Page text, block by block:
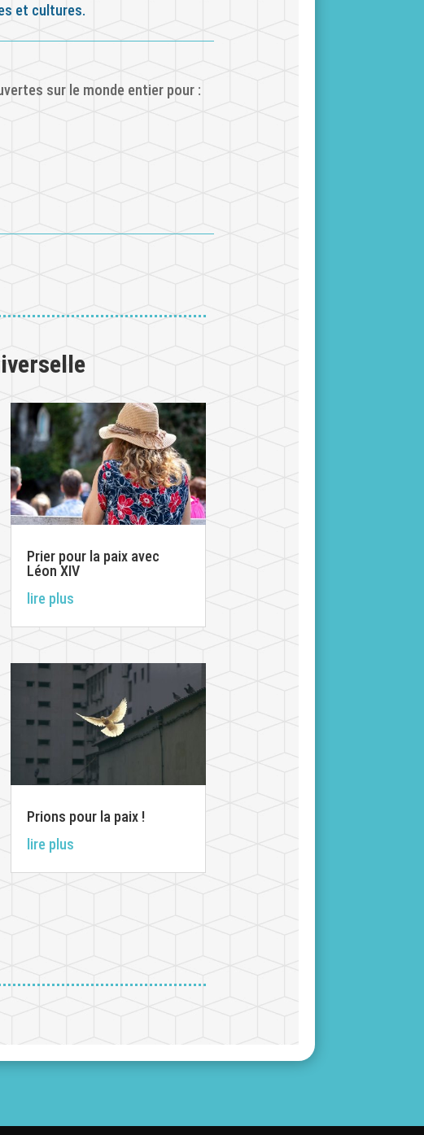
et cultures.
sur le monde entier pour :
Prier pour la paix avec
Léon XIV
lire plus
Prions pour la paix !
lire plus